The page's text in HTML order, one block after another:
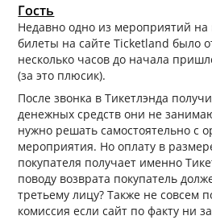
Гость
Недавно одно из мероприятий
билеты на сайте Ticketland было
несколько часов до начала
(за это плюсик).
После звонка в Тикетлэнда
денежных средств они не
нужно решать самостоятельно с
мероприятия. Но оплату в
покупателя получает именно
поводу возврата покупатель
третьему лицу? Также не совсем
комиссия если сайт по факту ни